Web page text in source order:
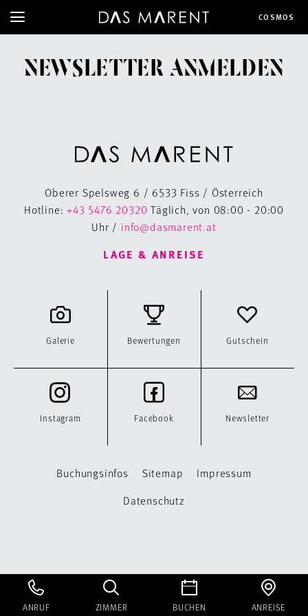
COSMOS
NEWSLETTER ANMELDEN
Oberer Spelsweg 6 / 6533 Fiss / Österreich
Hotline:+43 5476 20320 Täglich, von 08:00 - 20:00
Uhr / info@dasmarent.at
LAGE & ANREISE
Galerie Bewertungen Gutschein
Instagram Facebook Newsletter
Buchungsinfos Sitemap
Impressum
Datenschutz
ANRUF ZIMMER BUCHEN ANREISE